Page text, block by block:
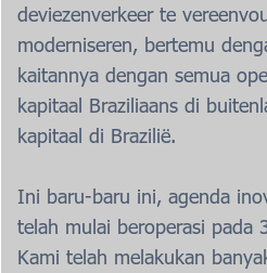
deviezenverkeer te
moderniseren, bertemu
kaitannya dengan semua
kapitaal Braziliaans di
kapitaal di Brazilië.
Ini baru-baru ini, agenda
telah mulai beroperasi pada
Kami telah melakukan